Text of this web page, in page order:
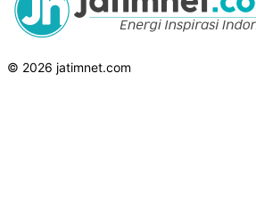
© 2026 jatimnet.com